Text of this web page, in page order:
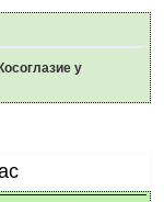
Косоглазие у